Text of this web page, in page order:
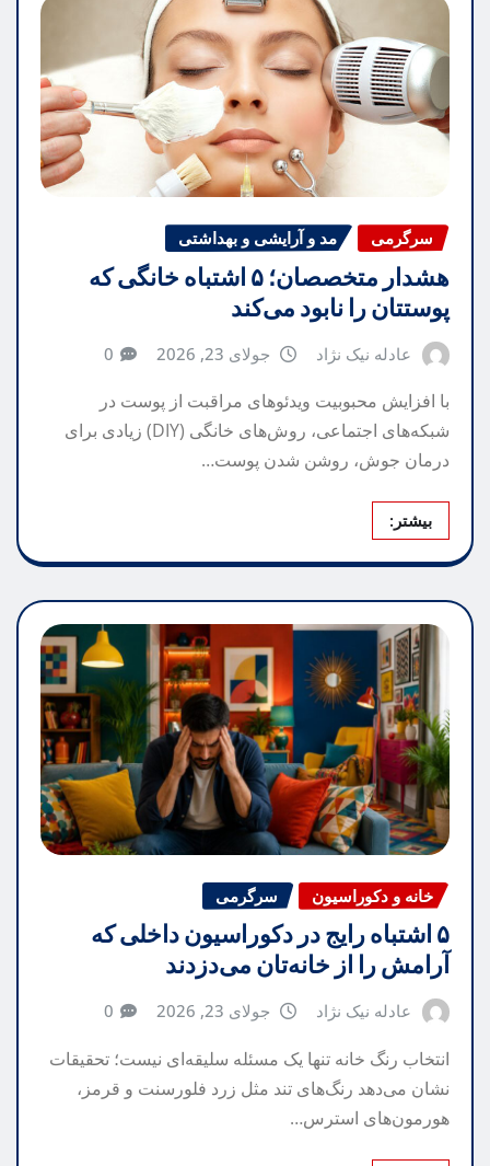
سرگرمی مد و آرایشی و بهداشتی
هشدار متخصصان؛ ۵ اشتباه خانگی که
پوستتان را نابود می‌کند
عادله نیک نژاد جولای 23, 2026 0
با افزایش محبوبیت ویدئوهای مراقبت از پوست در
شبکه‌های اجتماعی، روش‌های خانگی (DIY) زیادی برای
درمان جوش، روشن شدن پوست…
بیشتر:
خانه و دکوراسیون سرگرمی
۵ اشتباه رایج در دکوراسیون داخلی که
آرامش را از خانه‌تان می‌دزدند
عادله نیک نژاد جولای 23, 2026 0
انتخاب رنگ خانه تنها یک مسئله سلیقه‌ای نیست؛ تحقیقات
نشان می‌دهد رنگ‌های تند مثل زرد فلورسنت و قرمز،
هورمون‌های استرس…